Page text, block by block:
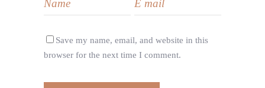
Save my name, email, and website in this
browser for the next time I comment.